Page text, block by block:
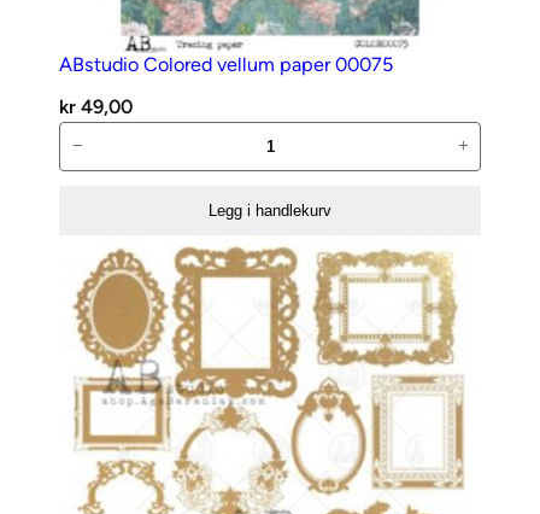
ABstudio Colored vellum paper 00075
kr 49,00
Colored
00075
antall
− +
Legg i handlekurv